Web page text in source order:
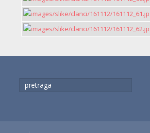
traži...